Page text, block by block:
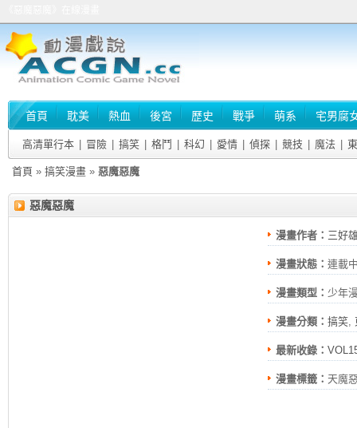
首頁 耽美 熱血 後宮 歷史 戰爭 萌系 宅男腐
高清單行本 冒險 搞笑 格鬥 科幻 愛情 偵探 競技 魔法
首頁 » 搞笑漫畫 » 惡魔惡魔
惡魔惡魔
漫畫作者： 三好
漫畫狀態： 連載
漫畫類型： 少年
漫畫分類： 搞笑,
最新收錄：
漫畫標籤： 天魔